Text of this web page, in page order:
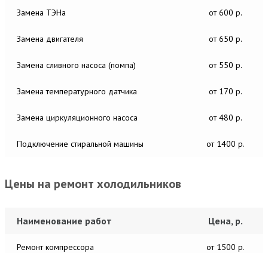
Замена ТЭНа от 600 р.
Замена двигателя от 650 р.
Замена сливного насоса (помпа) от 550 р.
Замена температурного датчика от 170 р.
Замена циркуляционного насоса от 480 р.
Подключение стиральной машины от 1400 р.
Цены на ремонт холодильников
Наименование работ Цена, р.
Ремонт компрессора от 1500 р.